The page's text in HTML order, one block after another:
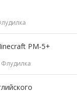
PM-5+
Флудилка